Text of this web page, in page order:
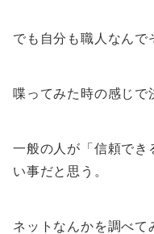
でも自分も職人なんで
喋ってみた時の感じで
一般の人が「信頼でき
い事だと思う。
ネットなんかを調べて